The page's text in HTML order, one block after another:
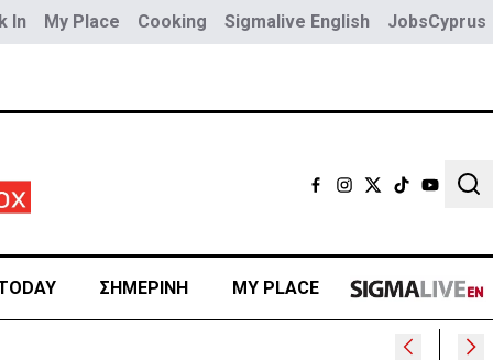
In My Place Cooking Sigmalive English JobsCyprus
ΣΗΜΕΡΙΝΗ MY PLACE